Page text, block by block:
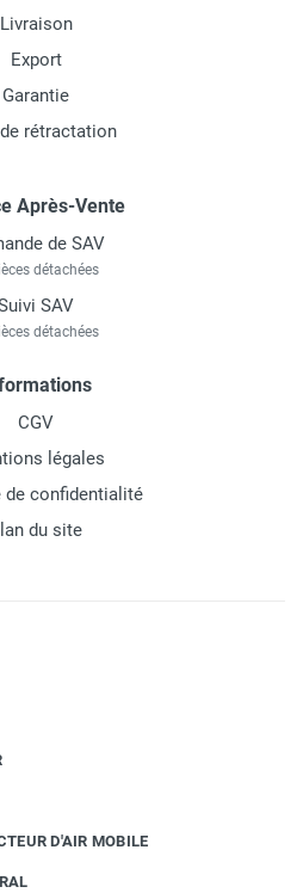
Livraison
Export
Garantie
rétractation
Après-Vente
de SAV
détachées
SAV
détachées
CGV
légales
de confidentialité
du site
D'AIR MOBILE